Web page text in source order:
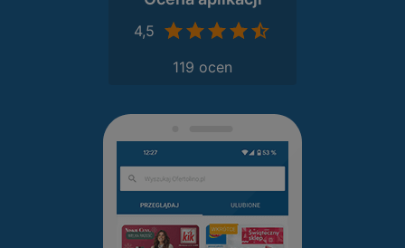
4,5
119 ocen